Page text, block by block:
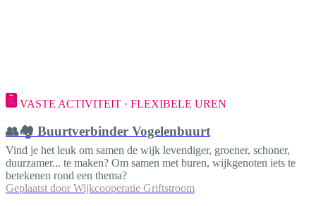
VASTE ACTIVITEIT · FLEXIBELE UREN
👥🏘️ Buurtverbinder Vogelenbuurt
Vind je het leuk om samen de wijk levendiger, groener, schoner,
duurzamer... te maken? Om samen met buren, wijkgenoten iets te
betekenen rond een thema?
Geplaatst door Wijkcooperatie Griftstroom